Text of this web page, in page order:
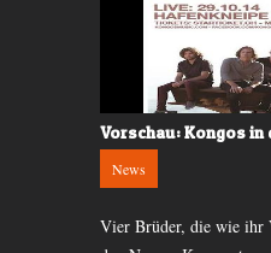
Vorschau: Kongos in
News
Vier Brüder, die wie ihr